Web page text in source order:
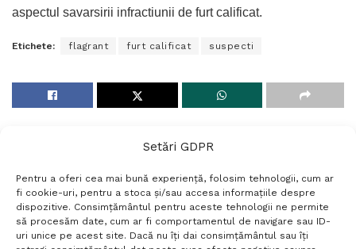
Setări GDPR
Pentru a oferi cea mai bună experiență, folosim tehnologii, cum ar
fi cookie-uri, pentru a stoca și/sau accesa informațiile despre
dispozitive. Consimțământul pentru aceste tehnologii ne permite
să procesăm date, cum ar fi comportamentul de navigare sau ID-
uri unice pe acest site. Dacă nu îți dai consimțământul sau îți
aspectul savarsirii infractiunii de furt calificat.
Etichete: flagrant furt calificat suspecti
Termeni si conditii Politică de confidențialitate